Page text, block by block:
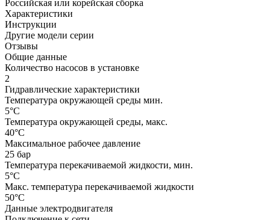
Российская или корейская сборка
Характеристики
Инструкции
Другие модели серии
Отзывы
Общие данные
Количество насосов в установке
2
Гидравлические характеристики
Температура окружающей среды мин.
5°C
Температура окружающей среды, макс.
40°C
Максимальное рабочее давление
25 бар
Температура перекачиваемой жидкости, мин.
5°C
Макс. температура перекачиваемой жидкости
50°C
Данные электродвигателя